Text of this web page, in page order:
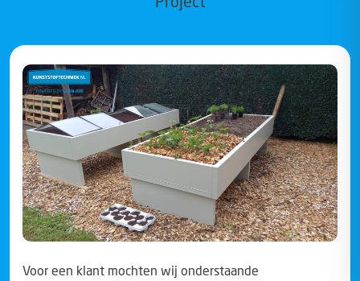
Voor een klant mochten wij onderstaande